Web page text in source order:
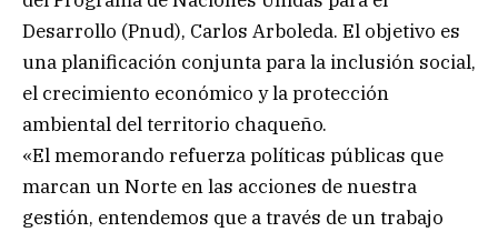
Desarrollo (Pnud), Carlos Arboleda. El objetivo es
una planificación conjunta para la inclusión social,
el crecimiento económico y la protección
ambiental del territorio chaqueño.
«El memorando refuerza políticas públicas que
marcan un Norte en las acciones de nuestra
gestión, entendemos que a través de un trabajo